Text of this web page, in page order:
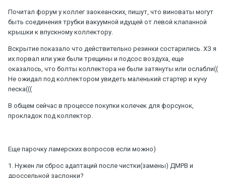
Почитал форум у коллег заокеанских, пишут, что виноваты могут
быть соединения трубки вакуумной идущей от левой клапанной
крышки к впускному коллектору.
Вскрытие показало что действительно резинки состарились. ХЗ я
их порвал или уже были трещины и подсос воздуха, еще
оказалось, что болты коллектора не были затянуты или ослабли((
Не ожидал под коллектором увидеть маленький стартер и кучу
песка(((
В общем сейчас в процессе покупки колечек для форсунок,
прокладок под коллектор.
Еще парочку ламерских вопросов если можно)
1. Нужен ли сброс адаптаций после чистки(замены) ДМРВ и
дроссельной заслонки?